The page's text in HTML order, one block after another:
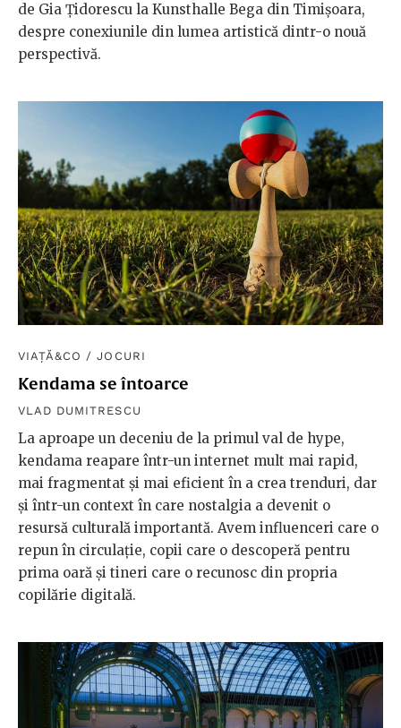
de Gia Țidorescu la Kunsthalle Bega din Timișoara,
despre conexiunile din lumea artistică dintr-o nouă
perspectivă.
VIAȚĂ&CO /JOCURI
Kendama se întoarce
VLAD DUMITRESCU
La aproape un deceniu de la primul val de hype,
kendama reapare într-un internet mult mai rapid,
mai fragmentat și mai eficient în a crea trenduri, dar
și într-un context în care nostalgia a devenit o
resursă culturală importantă. Avem influenceri care o
repun în circulație, copii care o descoperă pentru
prima oară și tineri care o recunosc din propria
copilărie digitală.